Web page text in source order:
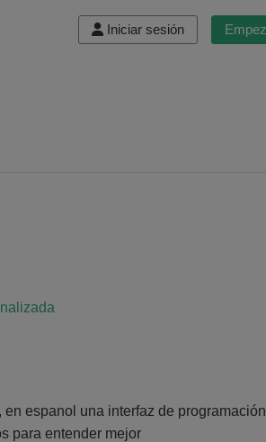
Iniciar sesión
espanol una interfaz de
para entender mejor